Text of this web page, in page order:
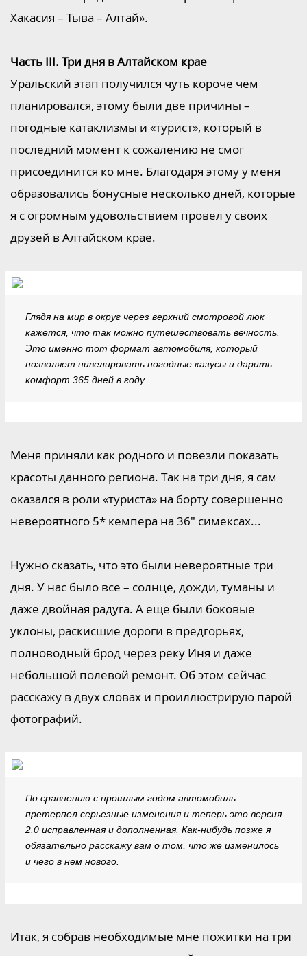
Хакасия – Тыва – Алтай».
Часть III. Три дня в Алтайском крае
Уральский этап получился чуть короче чем
планировался, этому были две причины –
погодные катаклизмы и «турист», который в
последний момент к сожалению не смог
присоединится ко мне. Благодаря этому у меня
образовались бонусные несколько дней, которые
я с огромным удовольствием провел у своих
друзей в Алтайском крае.
Глядя на мир в округ через верхний смотровой люк
кажется, что так можно путешествовать вечность.
Это именно тот формат автомобиля, который
позволяет нивелировать погодные казусы и дарить
комфорт 365 дней в году.
Меня приняли как родного и повезли показать
красоты данного региона. Так на три дня, я сам
оказался в роли «туриста» на борту совершенно
невероятного 5* кемпера на 36" симексах...
Нужно сказать, что это были невероятные три
дня. У нас было все – солнце, дожди, туманы и
даже двойная радуга. А еще были боковые
уклоны, раскисшие дороги в предгорьях,
полноводный брод через реку Иня и даже
небольшой полевой ремонт. Об этом сейчас
расскажу в двух словах и проиллюстрирую парой
фотографий.
По сравнению с прошлым годом автомобиль
претерпел серьезные изменения и теперь это версия
2.0 исправленная и дополненная. Как-нибудь позже я
обязательно расскажу вам о том, что же изменилось
и чего в нем нового.
Итак, я собрав необходимые мне пожитки на три